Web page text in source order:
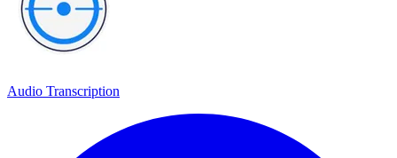
Audio Transcription